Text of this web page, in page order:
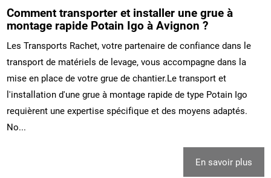
Comment transporter et installer une grue à
montage rapide Potain Igo à Avignon ?
Les Transports Rachet, votre partenaire de confiance dans le
transport de matériels de levage, vous accompagne dans la
mise en place de votre grue de chantier.Le transport et
l'installation d'une grue à montage rapide de type Potain Igo
requièrent une expertise spécifique et des moyens adaptés.
No...
En savoir plus